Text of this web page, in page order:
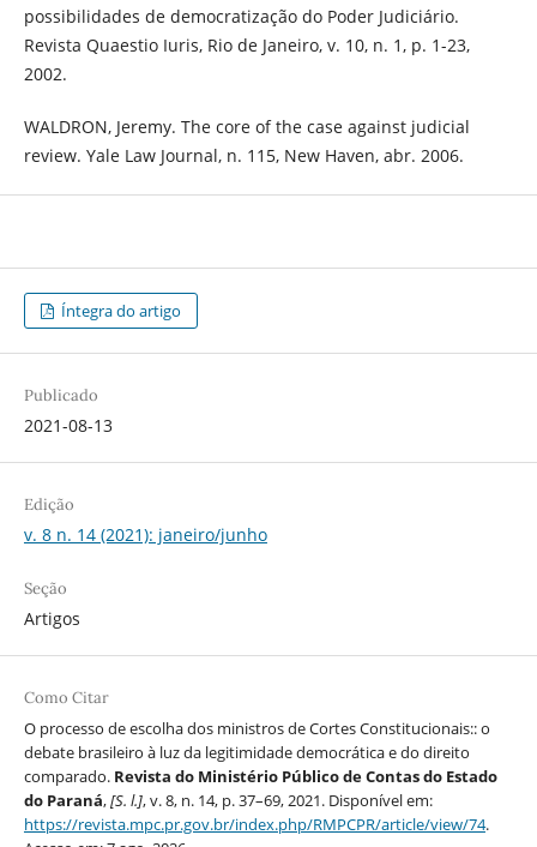
possibilidades de democratização do Poder Judiciário.
Revista Quaestio Iuris, Rio de Janeiro, v. 10, n. 1, p. 1-23,
2002.
WALDRON, Jeremy. The core of the case against judicial
review. Yale Law Journal, n. 115, New Haven, abr. 2006.
Íntegra do artigo
Publicado
2021-08-13
Edição
v. 8 n. 14 (2021): janeiro/junho
Seção
Artigos
Como Citar
O processo de escolha dos ministros de Cortes Constitucionais:: o
debate brasileiro à luz da legitimidade democrática e do direito
comparado. Revista do Ministério Público de Contas do Estado
do Paraná,[S. l.], v. 8, n. 14, p. 37–69, 2021. Disponível em:
https://revista.mpc.pr.gov.br/index.php/RMPCPR/article/view/74.